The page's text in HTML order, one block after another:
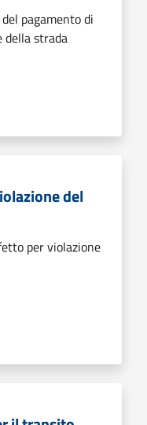
pagamento di
della strada
del
per violazione